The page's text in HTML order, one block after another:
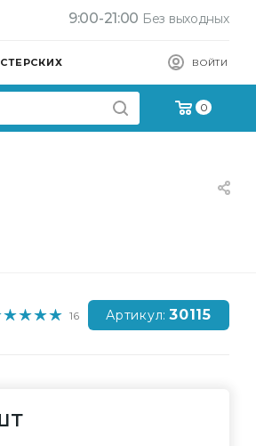
9:00-21:00 Без выходных
ВОЙТИ
0
16 Артикул: 30115